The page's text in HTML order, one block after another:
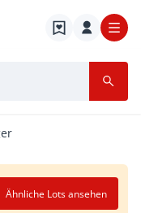
Ähnliche Lots ansehen